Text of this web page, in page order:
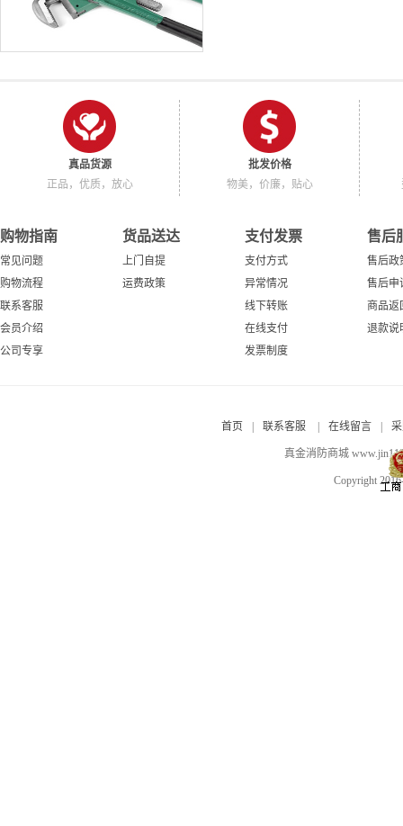
真品货源
正品，优质，放心
批发价格
物美，价廉，贴心
购物指南
常见问题
购物流程
联系客服
会员介绍
公司专享
货品送达
上门自提
运费政策
支付发票
支付方式
异常情况
线下转账
在线支付
发票制度
售后
售后政
售后申
商品返
退款说
首页 联系客服 在线留言
真金消防商城
Copyright